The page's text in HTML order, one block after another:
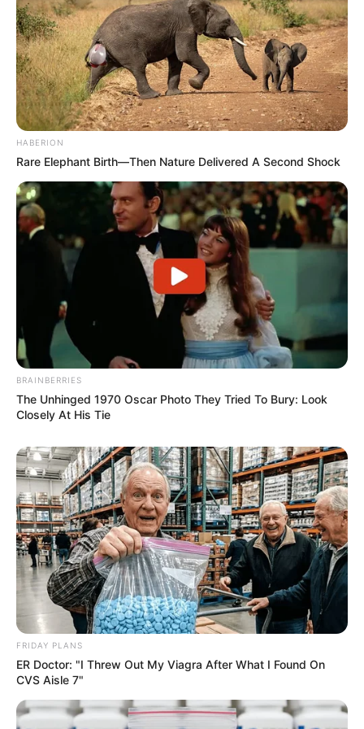
Συνέντευξη Alexander Dugin
σχολιάζοντας τον λόγο
Πούτιν: Είναι η έναρξη της
Νικηφόρας...
ΕΠΕΙΓΟΝ: Στην απόφαση
ΑΠΑΓΟΡΕΥΣΗΣ rapid test από
τον Ε.Ο.Φ αναγράφεται
καθαρά ότι...
Email address:
αναδημοσίευση και η τροποποίησή τους χωρίς προηγούμενη
γραπτή άδεια του δημιουργού τους. Με επιφύλαξη κάθε νόμιμου
δικαιώματος. Διαβάστε τηνΠολιτική Απορρήτουτου website πριν
να το χρησιμοποιήσετε, καθώς χρησιμοποιώντας το την
αποδέχεστε. Ο ιστότοπος διατηρεί το δικαίωμα να τροποποιήσει
τους όρους χρήσης.
Επικοινωνήστε μαζί μας:nikolaosgeor@gmail.com
Developed byWeb Technical
HABERION
Rare Elephant Birth—Then Nature Delivered A Second Shock
BRAINBERRIES
The Unhinged 1970 Oscar Photo They Tried To Bury: Look
Closely At His Tie
FRIDAY PLANS
ER Doctor: "I Threw Out My Viagra After What I Found On
CVS Aisle 7"